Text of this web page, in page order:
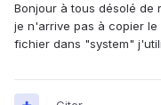
Bonjour à tous désolé de
je n'arrive pas à copier le
fichier dans "system"